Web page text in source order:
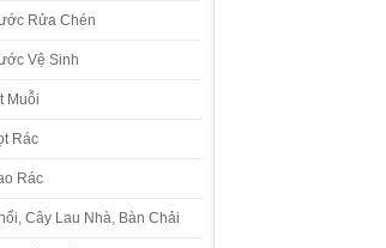
Rửa Chén
Vệ Sinh
Muỗi
Rác
Rác
Cây Lau Nhà, Bàn Chải